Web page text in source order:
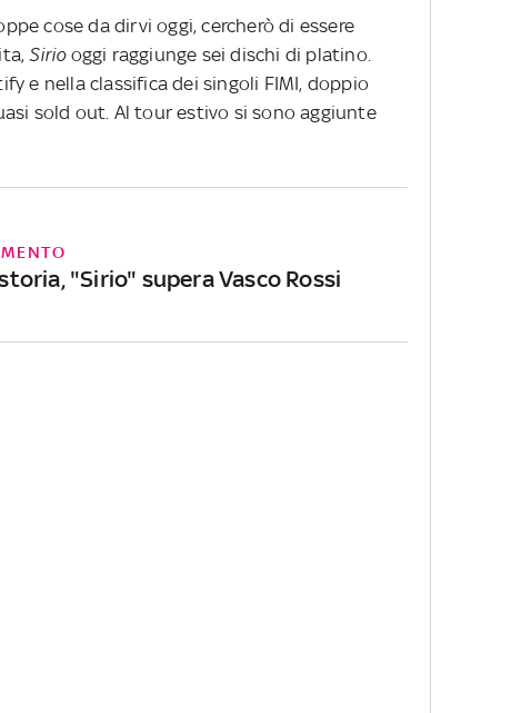
cose da dirvi oggi, cercherò di essere
Siriooggi raggiunge sei dischi di platino.
e nella classifica dei singoli FIMI, doppio
sold out. Al tour estivo si sono aggiunte
"Sirio" supera Vasco Rossi